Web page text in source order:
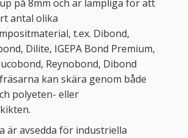
på 8mm och är lämpliga för att
antal olika
t.ex. Dibond,
Dilite, IGEPA Bond Premium,
Reynobond, Dibond
kan skära genom både
polyeten- eller
är avsedda för industriella